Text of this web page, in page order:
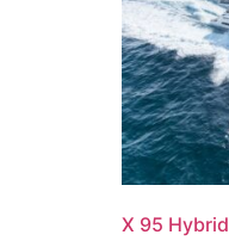
X 95 Hybrid